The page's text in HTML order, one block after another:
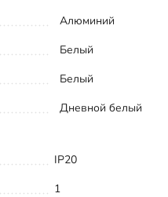
Алюминий
Белый
Белый
Дневной белый
IP20
1